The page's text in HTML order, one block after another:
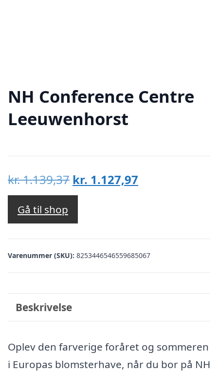
NH Conference Centre
Leeuwenhorst
kr.1.139,37 Den
oprindelige
var:
kr. 1.139,37.
kr. 1.127,97
kr. 1.127,97.
Gå til shop
Varenummer (SKU): 8253446546559685067
Beskrivelse
Oplev den farverige foråret og sommeren
i Europas blomsterhave, når du bor på NH